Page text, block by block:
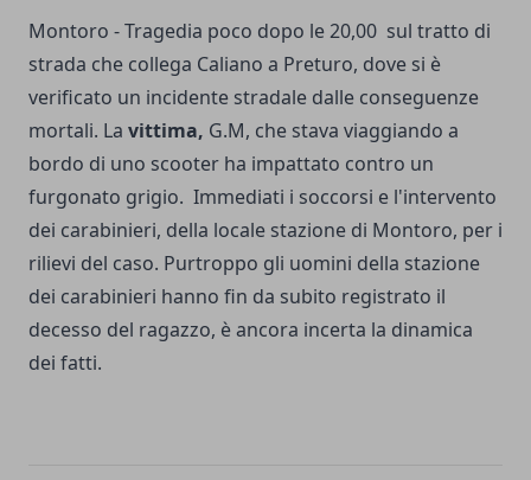
Montoro - Tragedia poco dopo le 20,00 sul tratto di
strada che collega Caliano a Preturo, dove si è
verificato un incidente stradale dalle conseguenze
mortali. La vittima, G.M, che stava viaggiando a
bordo di uno scooter ha impattato contro un
furgonato grigio. Immediati i soccorsi e l'intervento
dei carabinieri, della locale stazione di Montoro, per i
rilievi del caso. Purtroppo gli uomini della stazione
dei carabinieri hanno fin da subito registrato il
decesso del ragazzo, è ancora incerta la dinamica
dei fatti.